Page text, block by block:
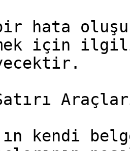
hata
için ilgili
kendi